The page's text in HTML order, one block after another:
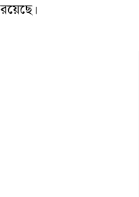
রয়েছে।